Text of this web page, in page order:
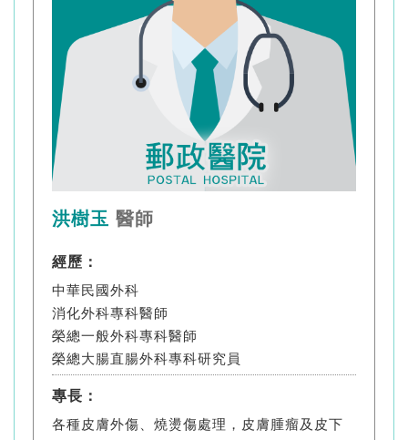
洪樹玉 醫師
經歷：
中華民國外科
消化外科專科醫師
榮總一般外科專科醫師
榮總大腸直腸外科專科研究員
專長：
各種皮膚外傷、燒燙傷處理，皮膚腫瘤及皮下